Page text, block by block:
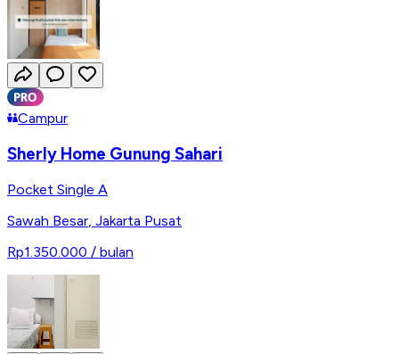
Campur
Sherly Home Gunung Sahari
Pocket Single A
Sawah Besar Jakarta Pusat
Rp1.350.000 / bulan